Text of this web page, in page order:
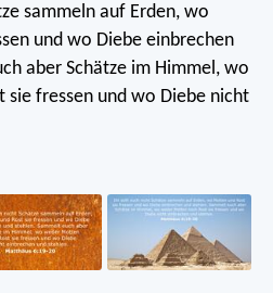
sammeln auf Erden, wo
und wo Diebe einbrechen
aber Schätze im Himmel, wo
fressen und wo Diebe nicht